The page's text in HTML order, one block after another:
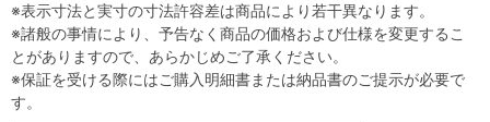
※表示寸法と実寸の寸法許容差は商品により若干異なります。
※諸般の事情により、予告なく商品の価格および仕様を変更するこ
とがありますので、あらかじめご了承ください。
※保証を受ける際にはご購入明細書または納品書のご提示が必要で
す。